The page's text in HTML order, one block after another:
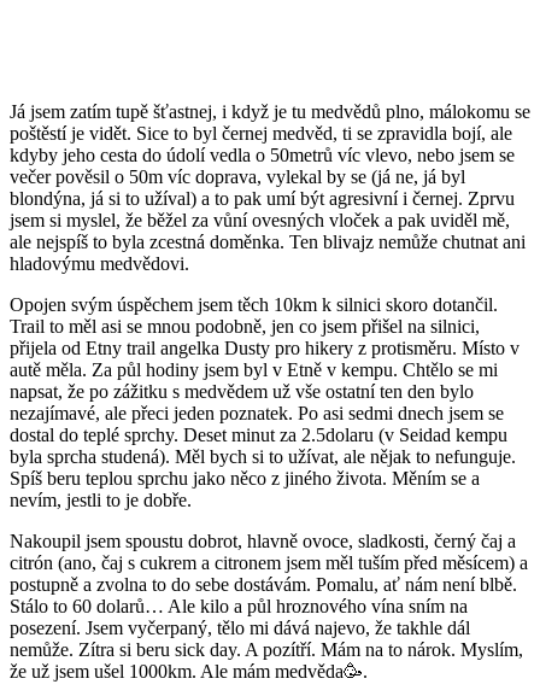
Já jsem zatím tupě šťastnej, i když je tu medvědů plno, málokomu se
poštěstí je vidět. Sice to byl černej medvěd, ti se zpravidla bojí, ale
kdyby jeho cesta do údolí vedla o 50metrů víc vlevo, nebo jsem se
večer pověsil o 50m víc doprava, vylekal by se (já ne, já byl
blondýna, já si to užíval) a to pak umí být agresivní i černej. Zprvu
jsem si myslel, že běžel za vůní ovesných vloček a pak uviděl mě,
ale nejspíš to byla zcestná doměnka. Ten blivajz nemůže chutnat ani
hladovýmu medvědovi.
Opojen svým úspěchem jsem těch 10km k silnici skoro dotančil.
Trail to měl asi se mnou podobně, jen co jsem přišel na silnici,
přijela od Etny trail angelka Dusty pro hikery z protisměru. Místo v
autě měla. Za půl hodiny jsem byl v Etně v kempu. Chtělo se mi
napsat, že po zážitku s medvědem už vše ostatní ten den bylo
nezajímavé, ale přeci jeden poznatek. Po asi sedmi dnech jsem se
dostal do teplé sprchy. Deset minut za 2.5dolaru (v Seidad kempu
byla sprcha studená). Měl bych si to užívat, ale nějak to nefunguje.
Spíš beru teplou sprchu jako něco z jiného života. Měním se a
nevím, jestli to je dobře.
Nakoupil jsem spoustu dobrot, hlavně ovoce, sladkosti, černý čaj a
citrón (ano, čaj s cukrem a citronem jsem měl tuším před měsícem) a
postupně a zvolna to do sebe dostávám. Pomalu, ať nám není blbě.
Stálo to 60 dolarů… Ale kilo a půl hroznového vína sním na
posezení. Jsem vyčerpaný, tělo mi dává najevo, že takhle dál
nemůže. Zítra si beru sick day. A pozítří. Mám na to nárok. Myslím,
že už jsem ušel 1000km. Ale mám medvěda🥳.